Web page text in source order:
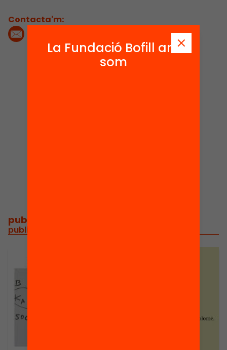
Contacta'm:
publicacions i vídeos
publicacions i vídeos relacionats
La Fundació Bofill ara
som